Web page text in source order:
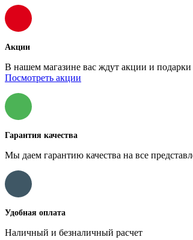
Акции
В нашем магазине вас ждут акции и подарки
Посмотреть акции
Гарантия качества
Мы даем гарантию качества на все
Удобная оплата
Наличный и безналичный расчет